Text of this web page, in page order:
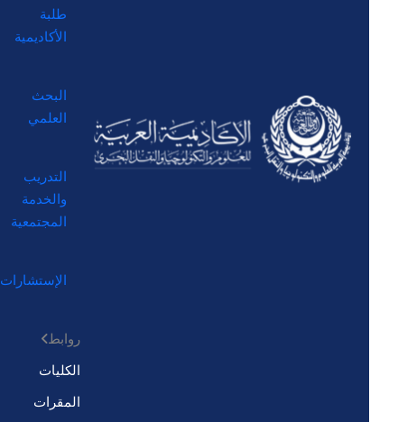
طلبة
الأكاديمية
البحث
العلمي
التدريب
والخدمة
المجتمعية
الإستشارات
روابط
الكليات
المقرات